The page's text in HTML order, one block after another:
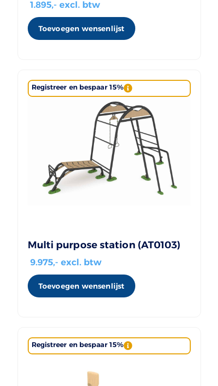
1.895,- excl. btw
Toevoegen wensenlijst
Registreer en bespaar 15%
Multi purpose station (AT0103)
9.975,- excl. btw
Toevoegen wensenlijst
Registreer en bespaar 15%